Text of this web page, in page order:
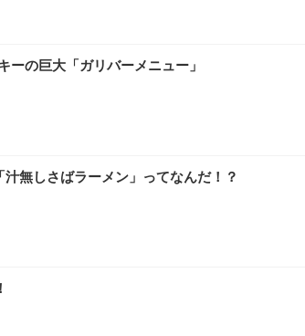
ーの巨大「ガリバーメニュー」
無しさばラーメン」ってなんだ！？